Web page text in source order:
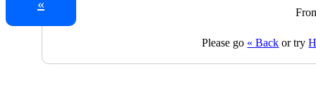
«
Please go « Back or try